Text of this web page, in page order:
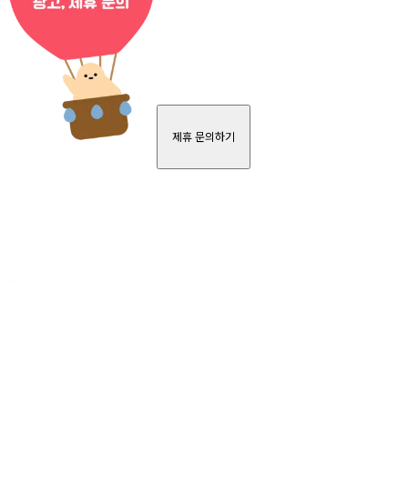
제휴 문의하기